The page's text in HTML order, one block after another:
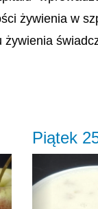
żywienia w
Next
Piątek
Previous